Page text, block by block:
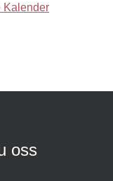
Kalender
oss